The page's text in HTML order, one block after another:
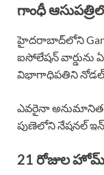
గాంధీ
హైదరాబాద్‌లోని
ఐసోలేషన్ వార్డును
విభాగాధిపతిని
ఎవరైనా అనుమానిత
పుణెలోని నేషనల్
21 రోజుల